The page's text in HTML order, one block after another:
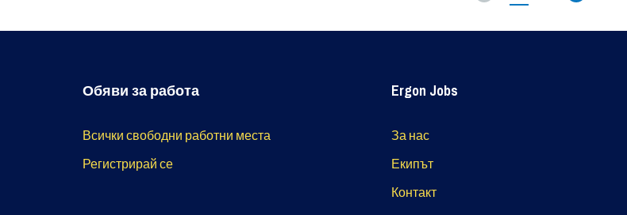
Обяви за работа
Всички свободни работни места
Регистрирай се
Ergon Jobs
За нас
Екипът
Контакт